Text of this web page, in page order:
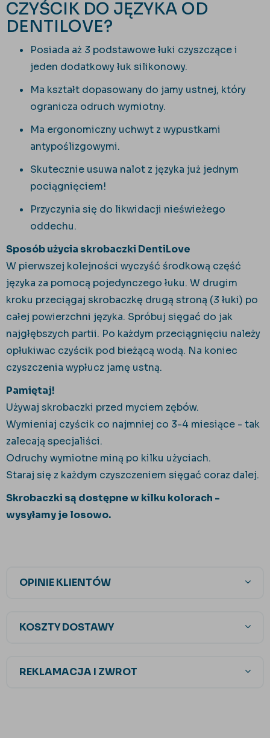
CZYŚCIK DO JĘZYKA OD
DENTILOVE?
Posiada aż 3 podstawowe łuki czyszczące i
jeden dodatkowy łuk silikonowy.
Ma kształt dopasowany do jamy ustnej, który
ogranicza odruch wymiotny.
Ma ergonomiczny uchwyt z wypustkami
antypoślizgowymi.
Skutecznie usuwa nalot z języka już jednym
pociągnięciem!
Przyczynia się do likwidacji nieświeżego
oddechu.
Sposób użycia skrobaczki DentiLove
W pierwszej kolejności wyczyść środkową część
języka za pomocą pojedynczego łuku. W drugim
kroku przeciągaj skrobaczkę drugą stroną (3 łuki) po
całej powierzchni języka. Spróbuj sięgać do jak
najgłębszych partii. Po każdym przeciągnięciu należy
opłukiwac czyścik pod bieżącą wodą. Na koniec
czyszczenia wypłucz jamę ustną.
Pamiętaj!
Używaj skrobaczki przed myciem zębów.
Wymieniaj czyścik co najmniej co 3-4 miesiące - tak
zalecają specjaliści.
Odruchy wymiotne miną po kilku użyciach.
Staraj się z każdym czyszczeniem sięgać coraz dalej.
Skrobaczki są dostępne w kilku kolorach -
wysyłamy je losowo.
OPINIE KLIENTÓW
KOSZTY DOSTAWY
REKLAMACJA I ZWROT